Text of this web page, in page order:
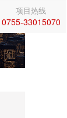
项目热线
0755-33015070